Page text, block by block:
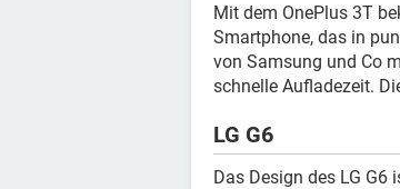
Mit dem OnePlus 3T
Smartphone, das in
von Samsung und Co
schnelle Aufladezeit.
LG G6
Das Design des LG